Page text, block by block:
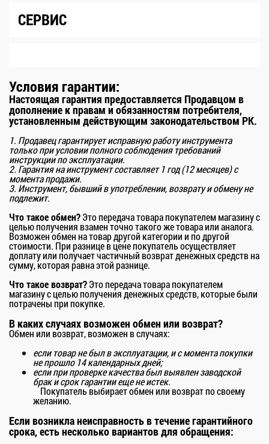
CЕРВИС
Условия гарантии:
Настоящая гарантия предоставляется Продавцом в
дополнение к правам и обязанностям потребителя,
установленным действующим законодательством РК.
1. Продавец гарантирует исправную работу инструмента
только при условии полного соблюдения требований
инструкции по эксплуатации.
2. Гарантия на инструмент составляет 1 год (12 месяцев) с
момента продажи.
3. Инструмент, бывший в употреблении, возврату и обмену не
подлежит.
Что такое обмен?Это передача товара покупателем магазину с
целью получения взамен точно такого же товара или аналога.
Возможен обмен на товар другой категории и по другой
стоимости. При разнице в цене покупатель осуществляет
доплату или получает частичный возврат денежных средств на
сумму, которая равна этой разнице.
Что такое возврат?Это передача товара покупателем
магазину с целью получения денежных средств, которые были
потрачены при покупке.
В каких случаях возможен обмен или возврат?
Обмен или возврат, возможен в случаях:
если товар не был в эксплуатации, и с момента покупки
не прошло 14 календарных дней;
если при проверке качества был выявлен заводской
брак и срок гарантии еще не истек.
Покупатель выбирает обмен или возврат по своему
желанию.
Если возникла неисправность в течение гарантийного
срока, есть несколько вариантов для обращения: